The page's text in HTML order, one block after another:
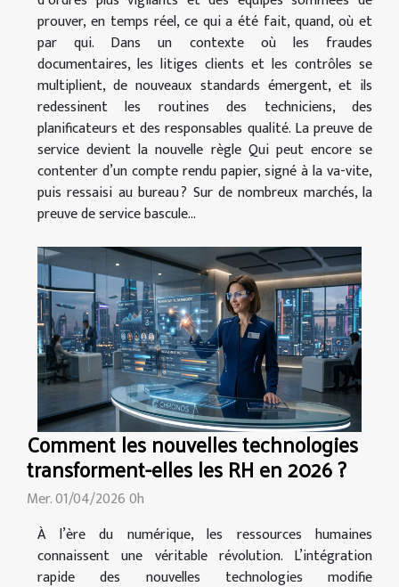
prouver, en temps réel, ce qui a été fait, quand, où et
par qui. Dans un contexte où les fraudes
documentaires, les litiges clients et les contrôles se
multiplient, de nouveaux standards émergent, et ils
redessinent les routines des techniciens, des
planificateurs et des responsables qualité. La preuve de
service devient la nouvelle règle Qui peut encore se
contenter d’un compte rendu papier, signé à la va-vite,
puis ressaisi au bureau ? Sur de nombreux marchés, la
preuve de service bascule...
Comment les nouvelles technologies
transforment-elles les RH en 2026 ?
Mer. 01/04/2026 0h
À l’ère du numérique, les ressources humaines
connaissent une véritable révolution. L’intégration
rapide des nouvelles technologies modifie